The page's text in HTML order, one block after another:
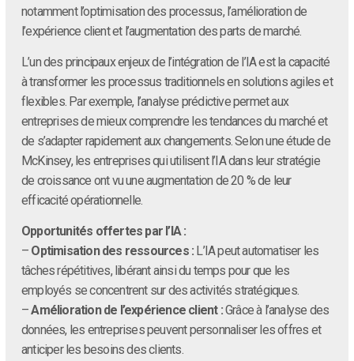
notamment l’optimisation des processus, l’amélioration de
l’expérience client et l’augmentation des parts de marché.
L’un des principaux enjeux de l’intégration de l’IA est la capacité
à transformer les processus traditionnels en solutions agiles et
flexibles. Par exemple, l’analyse prédictive permet aux
entreprises de mieux comprendre les tendances du marché et
de s’adapter rapidement aux changements. Selon une étude de
McKinsey, les entreprises qui utilisent l’IA dans leur stratégie
de croissance ont vu une augmentation de 20 % de leur
efficacité opérationnelle.
Opportunités offertes par l’IA :
– Optimisation des ressources : L’IA peut automatiser les
tâches répétitives, libérant ainsi du temps pour que les
employés se concentrent sur des activités stratégiques.
–Amélioration de l’expérience client :Grâce à l’analyse des
données, les entreprises peuvent personnaliser les offres et
anticiper les besoins des clients.